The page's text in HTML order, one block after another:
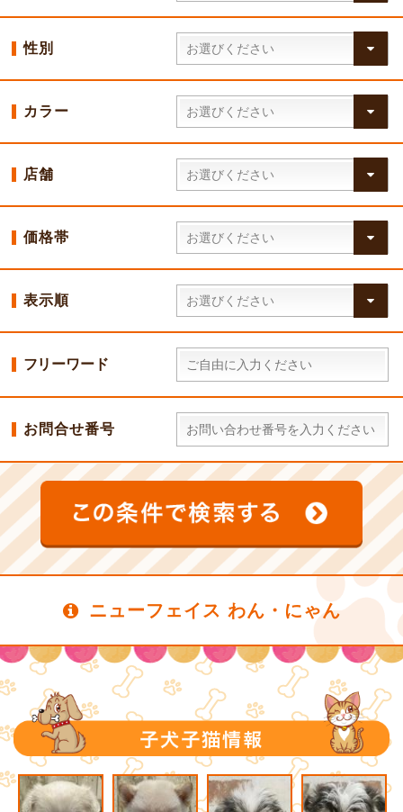
性別
カラー
店舗
価格帯
表示順
フリーワード
お問合せ番号
ニューフェイス わん・にゃん